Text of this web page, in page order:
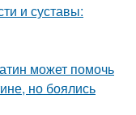
и суставы:
может помочь
но боялись